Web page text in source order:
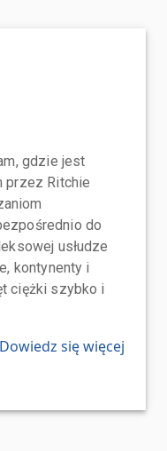
gdzie jest
przez Ritchie
do
usłudze
kontynenty i
ciężki szybko i
Dowiedz się więcej